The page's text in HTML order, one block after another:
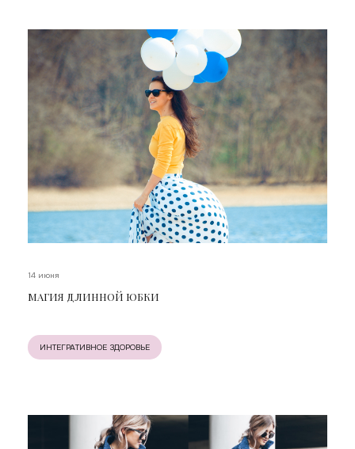
14 июня
МАГИЯ ДЛИННОЙ ЮБКИ
ИНТЕГРАТИВНОЕ ЗДОРОВЬЕ